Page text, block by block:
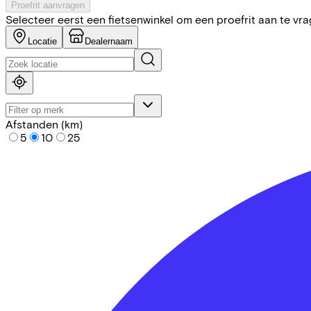
Proefrit aanvragen
Selecteer eerst een fietsenwinkel om een proefrit aan te
Locatie Dealernaam
Afstanden (km)
5
10 25